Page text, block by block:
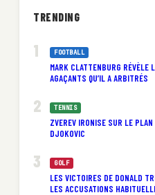
TRENDING
FOOTBALL
MARK CLATTENBURG RÉVÈLE
AGAÇANTS QU’IL A ARBITRÉS
TENNIS
ZVEREV IRONISE SUR LE
DJOKOVIC
GOLF
LES VICTOIRES DE DONALD
LES ACCUSATIONS